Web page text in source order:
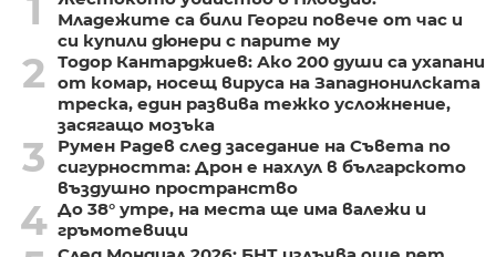
1
Младежите са били Георги повече от час и
си купили дюнери с парите му
2
Тодор Кантарджиев: Ако 200 души са ухапани
от комар, носещ вируса на Западнонилската
треска, един развива тежко усложнение,
засягащо мозъка
3
Румен Радев след заседание на Съвета по
сигурността: Дрон е нахлул в българското
въздушно пространство
4 До 38° утре, на места ще има валежи и
гръмотевици